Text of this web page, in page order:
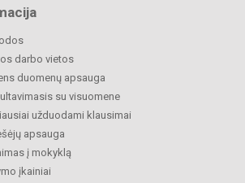
darbo vietos
duomenų apsauga
su visuomene
užduodami klausimai
apsauga
į mokyklą
įkainiai